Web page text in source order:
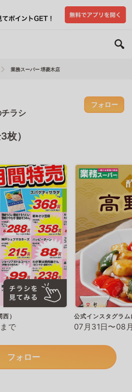
業務スーパー 堺菱木店
ラシ
フォロー
枚）
）
で
公式インスタグラ
07月31日〜08
フォロー